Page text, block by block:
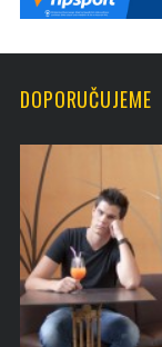
DOPORUČUJEME